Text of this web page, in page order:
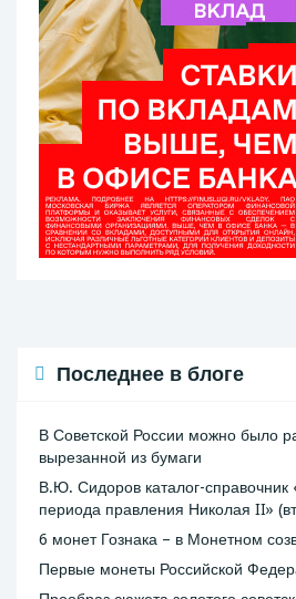
Последнее в блоге
В Советской России можно было
вырезанной из бумаги
В.Ю. Сидоров каталог-справочник
периода правления Николая II»
6 монет Гознака – в Монетном
Первые монеты Российской